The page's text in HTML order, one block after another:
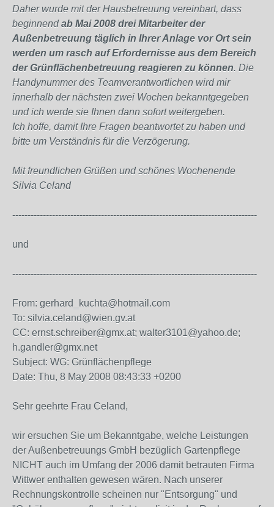
Daher wurde mit der Hausbetreuung vereinbart, dass
beginnendab Mai 2008 drei Mitarbeiter der
Außenbetreuung täglich in Ihrer Anlage vor Ort sein
werden um rasch auf Erfordernisse aus dem Bereich
der Grünflächenbetreuung reagieren zu können. Die
Handynummer des Teamverantwortlichen wird mir
innerhalb der nächsten zwei Wochen bekanntgegeben
und ich werde sie Ihnen dann sofort weitergeben.
Ich hoffe, damit Ihre Fragen beantwortet zu haben und
bitte um Verständnis für die Verzögerung.
Mit freundlichen Grüßen und schönes Wochenende
Silvia Celand
--------------------------------------------------------------------------------
und
--------------------------------------------------------------------------------
From: gerhard_kuchta@hotmail.com
To: silvia.celand@wien.gv.at
CC: ernst.schreiber@gmx.at; walter3101@yahoo.de;
h.gandler@gmx.net
Subject: WG: Grünflächenpflege
Date: Thu, 8 May 2008 08:43:33 +0200
Sehr geehrte Frau Celand,
wir ersuchen Sie um Bekanntgabe, welche Leistungen
der Außenbetreuungs GmbH bezüglich Gartenpflege
NICHT auch im Umfang der 2006 damit betrauten Firma
Wittwer enthalten gewesen wären. Nach unserer
Rechnungskontrolle scheinen nur "Entsorgung" und